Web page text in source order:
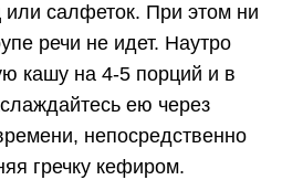
или салфеток. При этом ни
речи не идет. Наутро
кашу на 4-5 порций и в
ею через
непосредственно
гречку кефиром.